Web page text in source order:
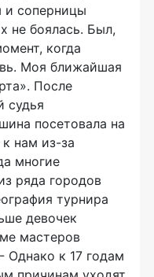
соперницы
не боялась. Был,
когда
Моя ближайшая
После
судья
посетовала на
нам из-за
многие
ряда городов
турнира
девочек
мастеров
Однако к 17 годам